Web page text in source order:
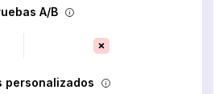
A/B
personalizados